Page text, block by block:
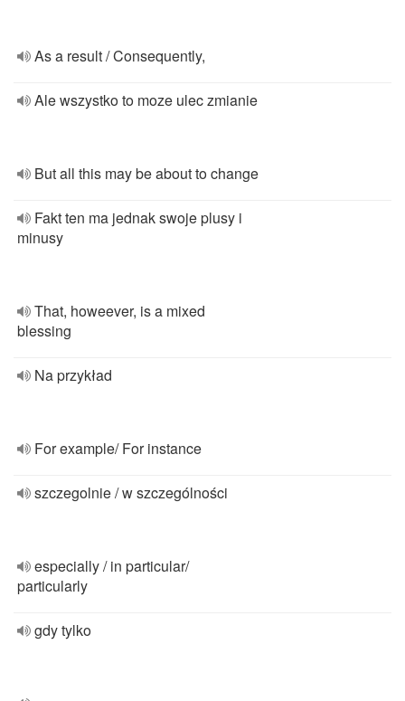
As a result / Consequently,
Ale wszystko to moze ulec zmianie
But all this may be about to change
Fakt ten ma jednak swoje plusy i
minusy
That, howeever, is a mixed
blessing
Na przykład
For example/ For instance
szczegolnie / w szczególności
especially / in particular/
particularly
gdy tylko